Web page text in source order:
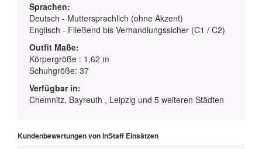
Sprachen:
Deutsch - Muttersprachlich (ohne Akzent)
Englisch - Fließend bis Verhandlungssicher (C1 / C2)
Outfit Maße:
Körpergröße : 1,62 m
Schuhgröße: 37
Verfügbar in:
Chemnitz, Bayreuth , Leipzig und 5 weiteren Städten
Kundenbewertungen von InStaff Einsätzen